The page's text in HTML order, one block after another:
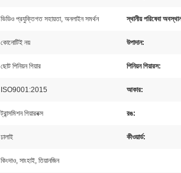
ভিডিও প্রযুক্তিগত সহায়তা, অনলাইন সমর্থন স্থানীয় পরিষেবা
কোনোটিই নয় উপাদান:
ছোট পিনিয়ন গিয়ার পিনিয়ন গিয়ারস:
ISO9001:2015 আকার:
ট্রান্সমিশন গিয়ারবক্স রঙ:
ঢালাই কীওয়ার্ড:
কিংদাও, সাংহাই, তিয়ানজিন